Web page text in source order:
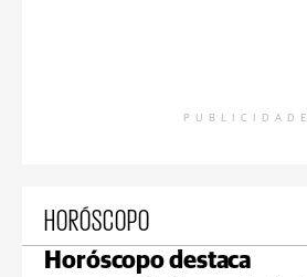
PUBLICIDADE
HORÓSCOPO
Horóscopo destaca